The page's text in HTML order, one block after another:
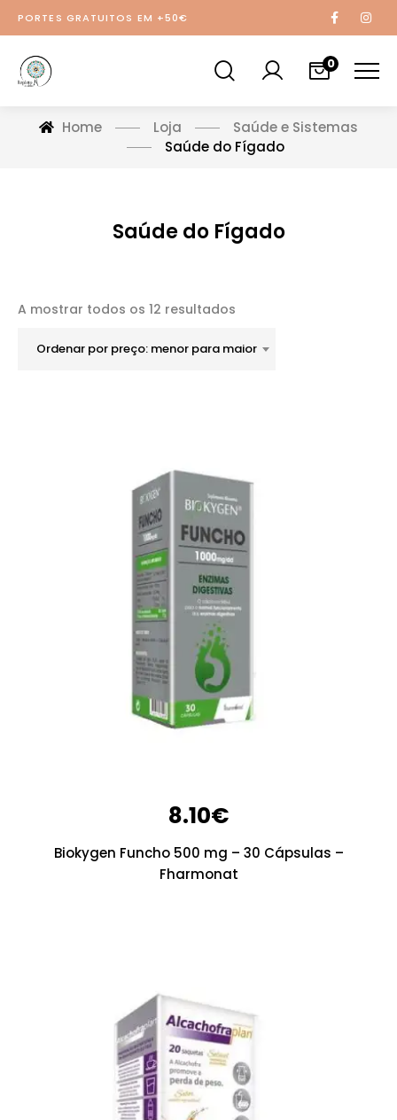
PORTES GRATUITOS EM +50€
0
Home Loja
Saúde e Sistemas
Saúde do Fígado
Saúde do Fígado
A mostrar todos os 12 resultados
Ordenar por preço: menor para maior
8.10€
Biokygen Funcho 500 mg – 30 Cápsulas –
Fharmonat